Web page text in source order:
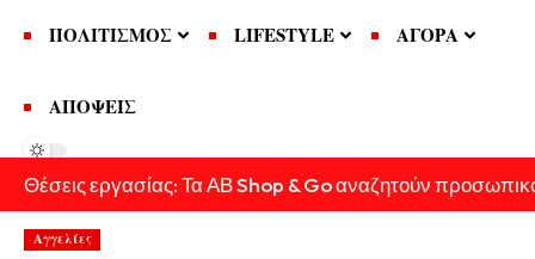
ΠΟΛΙΤΙΣΜΟΣ LIFESTYLE ΑΓΟΡΑ
ΑΠΟΨΕΙΣ
Θέσεις εργασίας: Τα ΑΒ Shop & Go αναζητούν
Αγγελίες